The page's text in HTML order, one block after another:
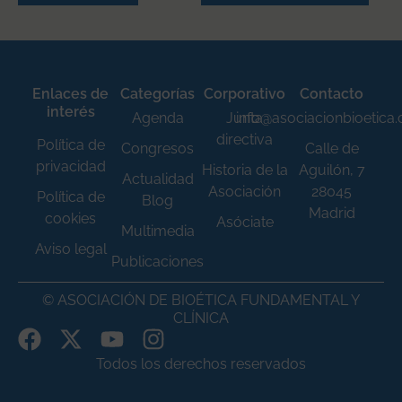
Enlaces de
interés
Política de
privacidad
Política de
cookies
Aviso legal
Categorías
Agenda
Congresos
Actualidad
Blog
Multimedia
Publicaciones
Corporativo
Junta
directiva
Historia de la
Asociación
Asóciate
Contacto
Calle de
Aguilón, 7
28045
Madrid
© ASOCIACIÓN DE BIOÉTICA FUNDAMENTAL Y
CLÍNICA
Todos los derechos reservados